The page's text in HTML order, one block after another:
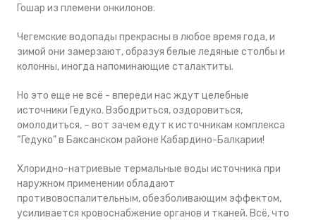
Гошар из племени онкилонов.
Чегемские водопады прекрасны в любое время года, и
зимой они замерзают, образуя белые ледяные столбы и
колонны, иногда напоминающие сталактиты.
Но это еще не всё - впереди нас ждут целебные
источники Гедуко. Взбодриться, оздоровиться,
омолодиться, – вот зачем едут к источникам комплекса
“Гедуко” в Баксанском районе Кабардино-Балкарии!
Хлоридно-натриевые термальные воды источника при
наружном применении обладают
противовоспалительным, обезболивающим эффектом,
усиливается кровоснабжение органов и тканей. Всё, что